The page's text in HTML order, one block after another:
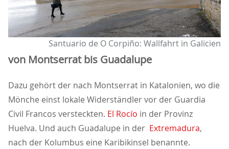
Santuario de O Corpiño: Wallfahrt in Galicien
von Montserrat bis Guadalupe
Dazu gehört der nach Montserrat in Katalonien, wo die
Mönche einst lokale Widerständler vor der Guardia
Civil Francos versteckten. El Rocío in der Provinz
Huelva. Und auch Guadalupe in der Extremadura,
nach der Kolumbus eine Karibikinsel benannte.